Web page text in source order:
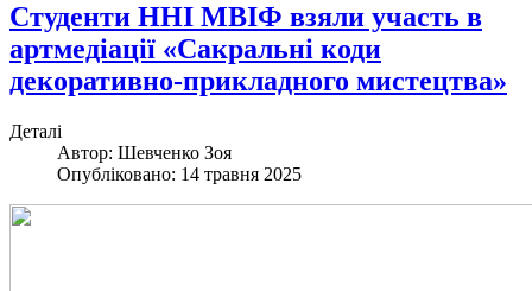
Студенти ННІ МВІФ взяли участь в
артмедіації «Сакральні коди
декоративно-прикладного мистецтва»
Деталі
Автор: Шевченко Зоя
Опубліковано: 14 травня 2025